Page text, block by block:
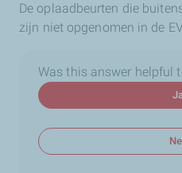
De oplaadbeurten die
zijn niet opgenomen in de
Was this answer helpful